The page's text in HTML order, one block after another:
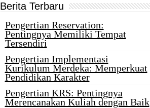
Berita Terbaru
Pengertian Reservation:
Pentingnya Memiliki Tempat
Tersendiri
Pengertian Implementasi
Kurikulum Merdeka: Memperkuat
Pendidikan Karakter
Pengertian KRS: Pentingnya
Merencanakan Kuliah dengan Baik